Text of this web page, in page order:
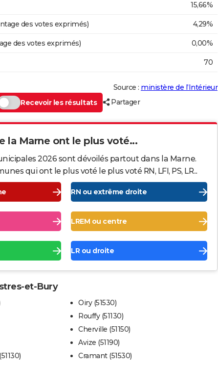
15,66%
des votes exprimés) 4,29%
des votes exprimés) 0,00%
70
Source : ministère de l’Intérieur
Recevoir les résultats
Partager
la Marne ont le plus voté...
2026 sont dévoilés partout dans la Marne.
qui ont le plus voté le plus voté RN, LFI, PS, LR...
RN ou extrême droite
LREM ou centre
LR ou droite
et-Bury
Oiry (51530)
Rouffy (51130)
Cherville (51150)
Avize (51190)
Cramant (51530)